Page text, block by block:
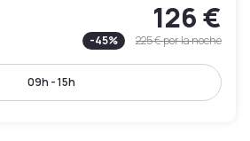
126 €
-45% 225 €por la noche
09h - 15h